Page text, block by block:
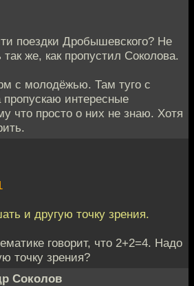
поездки Дробышевского? Не
так же, как пропустил Соколова.
с молодёжью. Там туго с
интересные
что просто о них не знаю. Хотя
и другую точку зрения.
говорит, что 2+2=4. Надо
точку зрения?
Соколов